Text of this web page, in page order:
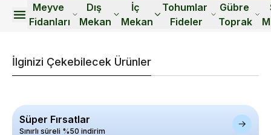
Meyve
Fidanları
Dış
Mekan
İç
Mekan
Tohumlar
Fideler
Gübre
Toprak
İlginizi Çekebilecek Ürünler
Süper Fırsatlar
Sınırlı süreli %50 indirim